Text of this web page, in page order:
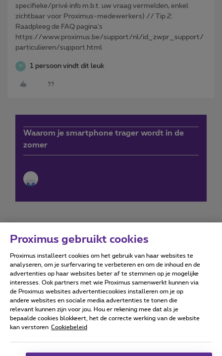
specifieke/privé info m.b.t. uw vraag vermelden, enkel
zichtbaar voor Proximus-medewerkers) // Tip 2:
Raadpleeg de FAQ pagina's
https://www.proximus.be/support/nl/id_zwpr_support/
particulieren/support.html
W 1 persoon vindt dit leuk
Waarom je smartphone trager wordt in de
zomer
Forumvoorwaarden Accessibility statement
Alle rechten voorbehouden. © Proximus
Algemene voorwaarden, consumenteninfo
Proximus gebruikt cookies
Proximus installeert cookies om het gebruik van haar websites te
analyseren, om je surfervaring te verbeteren en om de inhoud en de
advertenties op haar websites beter af te stemmen op je mogelijke
interesses. Ook partners met wie Proximus samenwerkt kunnen via
de Proximus websites advertentiecookies installeren om je op
andere websites en sociale media advertenties te tonen die
relevant kunnen zijn voor jou. Hou er rekening mee dat als je
bepaalde cookies blokkeert, het de correcte werking van de website
kan verstoren Cookiebeleid